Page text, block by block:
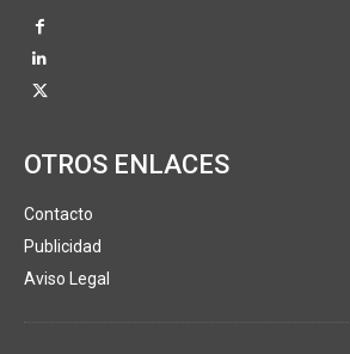
OTROS ENLACES
Contacto
Publicidad
Aviso Legal